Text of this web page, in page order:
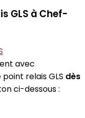
GLS à Chef-
avec
relais GLS dès
ci-dessous :